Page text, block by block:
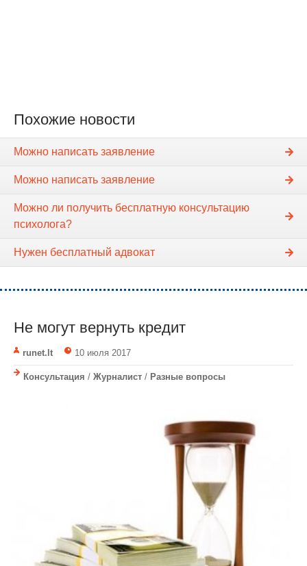
Похожие новости
Можно написать заявление
Можно написать заявление
Можно ли получить бесплатную консультацию
психолога?
Нужен бесплатный адвокат
Не могут вернуть кредит
runet.lt 10 июля 2017
Консультация / Журналист / Разные вопросы